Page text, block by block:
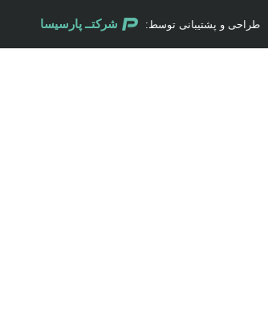
طراحی و پشتیبانی توسط: شرکتــ پارسیسا